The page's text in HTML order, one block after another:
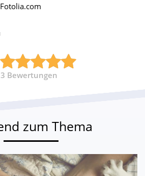
3 Bewertungen
zum Thema